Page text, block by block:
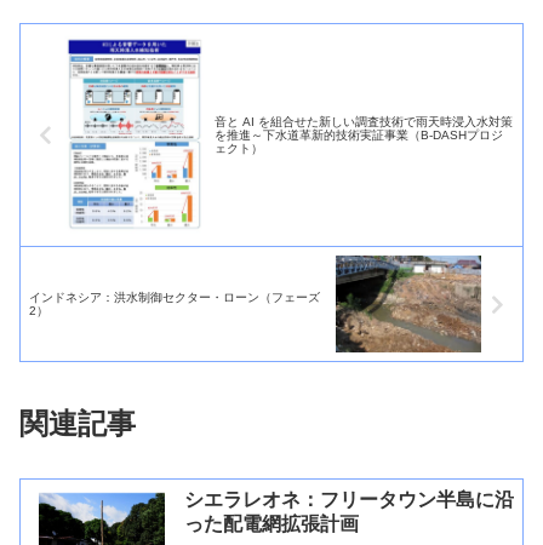
音と AI を組合せた新しい調査技術で雨天時浸入水対策
を推進～下水道革新的技術実証事業（B-DASHプロジ
ェクト）
インドネシア：洪水制御セクター・ローン（フェーズ
2）
関連記事
シエラレオネ：フリータウン半島に沿
った配電網拡張計画